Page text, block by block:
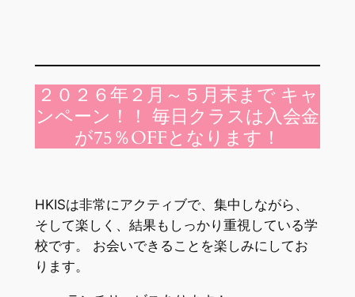
２０２６年２月～５月末まで キャ
ンペーン！！ 毎日クラスは入会金
が75％OFFとなります！
HKISは非常にアクティブで、集中しながら、
そして楽しく、結果もしっかり重視している学
校です。 お会いできることを楽しみにしてお
ります。